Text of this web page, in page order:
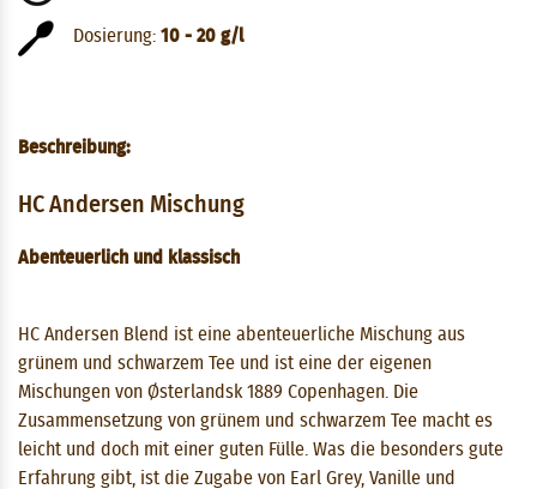
Dosierung: 10 - 20 g/l
Beschreibung:
HC Andersen Mischung
Abenteuerlich und klassisch
HC Andersen Blend ist eine abenteuerliche Mischung aus
grünem und schwarzem Tee und ist eine der eigenen
Mischungen von Østerlandsk 1889 Copenhagen. Die
Zusammensetzung von grünem und schwarzem Tee macht es
leicht und doch mit einer guten Fülle. Was die besonders gute
Erfahrung gibt, ist die Zugabe von Earl Grey, Vanille und